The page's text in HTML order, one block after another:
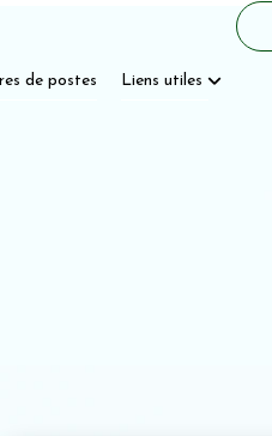
de postes Liens utiles